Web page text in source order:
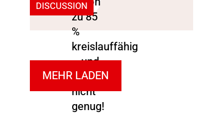
DISCUSSION
MEHR LADEN